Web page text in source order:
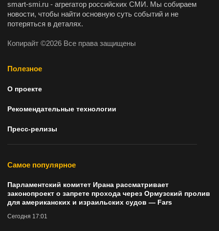
smart-smi.ru - агрегатор российских СМИ. Мы собираем
новости, чтобы найти основную суть событий и не
потеряться в деталях.
Копирайт ©2026 Все права защищены
Полезное
О проекте
Рекомендательные технологии
Пресс-релизы
Самое популярное
Парламентский комитет Ирана рассматривает
законопроект о запрете прохода через Ормузский пролив
для американских и израильских судов — Fars
Сегодня 17:01